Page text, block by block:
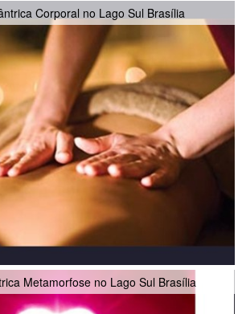
Corporal no Lago Sul Brasília
Metamorfose no Lago Sul Brasília